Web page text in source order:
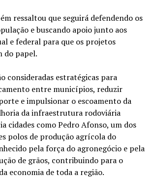
ressaltou que seguirá defendendo os
e buscando apoio junto aos
e federal para que os projetos
do papel.
consideradas estratégicas para
entre municípios, reduzir
e impulsionar o escoamento da
da infraestrutura rodoviária
cidades como Pedro Afonso, um dos
polos de produção agrícola do
pela força do agronegócio e pela
de grãos, contribuindo para o
economia de toda a região.